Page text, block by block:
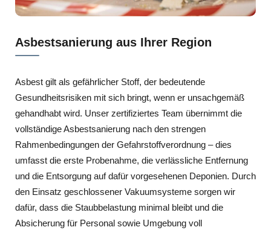
Asbestsanierung aus Ihrer Region
Asbest gilt als gefährlicher Stoff, der bedeutende
Gesundheitsrisiken mit sich bringt, wenn er unsachgemäß
gehandhabt wird. Unser zertifiziertes Team übernimmt die
vollständige Asbestsanierung nach den strengen
Rahmenbedingungen der Gefahrstoffverordnung – dies
umfasst die erste Probenahme, die verlässliche Entfernung
und die Entsorgung auf dafür vorgesehenen Deponien. Durch
den Einsatz geschlossener Vakuumsysteme sorgen wir
dafür, dass die Staubbelastung minimal bleibt und die
Absicherung für Personal sowie Umgebung voll